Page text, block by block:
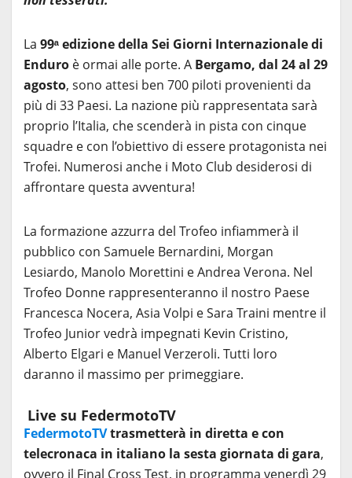
La 99ᵃedizione della Sei Giorni Internazionale di
Enduro è ormai alle porte. A Bergamo, dal 24 al 29
agosto, sono attesi ben 700 piloti provenienti da
più di 33 Paesi. La nazione più rappresentata sarà
proprio l’Italia, che scenderà in pista con cinque
squadre e con l’obiettivo di essere protagonista nei
Trofei. Numerosi anche i Moto Club desiderosi di
affrontare questa avventura!
La formazione azzurra del Trofeo infiammerà il
pubblico con Samuele Bernardini, Morgan
Lesiardo, Manolo Morettini e Andrea Verona. Nel
Trofeo Donne rappresenteranno il nostro Paese
Francesca Nocera, Asia Volpi e Sara Traini mentre il
Trofeo Junior vedrà impegnati Kevin Cristino,
Alberto Elgari e Manuel Verzeroli. Tutti loro
daranno il massimo per primeggiare.
Live su FedermotoTV
FedermotoTVtrasmetterà in diretta e con
telecronaca in italiano la sesta giornata di gara,
ovvero il Final Cross Test, in programma venerdì 29